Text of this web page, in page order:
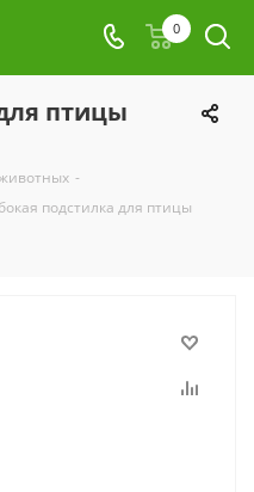
0
птицы
-
подстилка для птицы